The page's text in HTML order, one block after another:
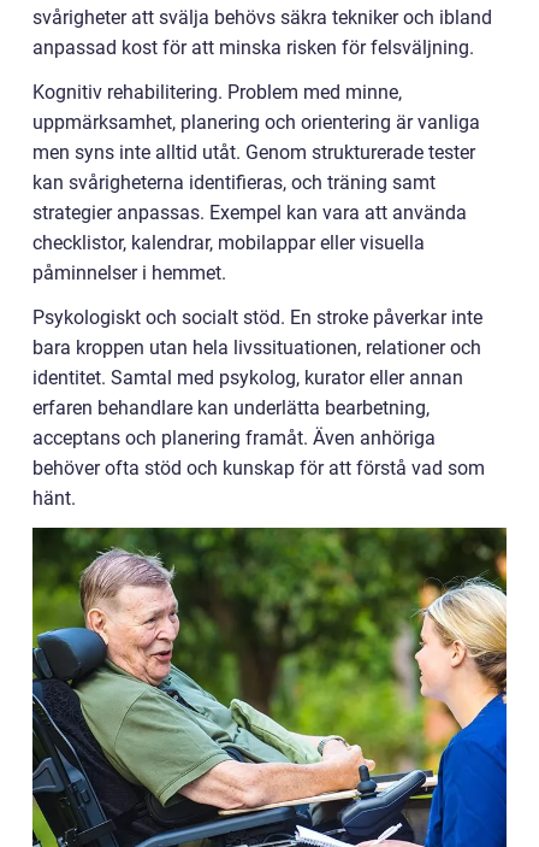
svårigheter att svälja behövs säkra tekniker och ibland
anpassad kost för att minska risken för felsväljning.
Kognitiv rehabilitering. Problem med minne,
uppmärksamhet, planering och orientering är vanliga
men syns inte alltid utåt. Genom strukturerade tester
kan svårigheterna identifieras, och träning samt
strategier anpassas. Exempel kan vara att använda
checklistor, kalendrar, mobilappar eller visuella
påminnelser i hemmet.
Psykologiskt och socialt stöd. En stroke påverkar inte
bara kroppen utan hela livssituationen, relationer och
identitet. Samtal med psykolog, kurator eller annan
erfaren behandlare kan underlätta bearbetning,
acceptans och planering framåt. Även anhöriga
behöver ofta stöd och kunskap för att förstå vad som
hänt.